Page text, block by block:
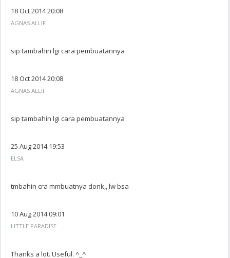
18 Oct 2014 20:08
AGNAS ALLIF
sip tambahin lgi cara pembuatannya
18 Oct 2014 20:08
AGNAS ALLIF
sip tambahin lgi cara pembuatannya
25 Aug 2014 19:53
ELSA
tmbahin cra mmbuatnya donk,, lw bsa
10 Aug 2014 09:01
LITTLE PARADISE
Thanks a lot. Useful. ^_^